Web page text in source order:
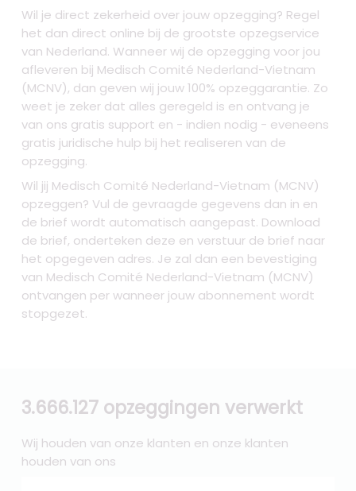
Wil je direct zekerheid over jouw opzegging? Regel
het dan direct online bij de grootste opzegservice
van Nederland. Wanneer wij de opzegging voor jou
afleveren bij Medisch Comité Nederland-Vietnam
(MCNV), dan geven wij jouw 100% opzeggarantie. Zo
weet je zeker dat alles geregeld is en ontvang je
van ons gratis support en - indien nodig - eveneens
gratis juridische hulp bij het realiseren van de
opzegging.
Wil jij Medisch Comité Nederland-Vietnam (MCNV)
opzeggen? Vul de gevraagde gegevens dan in en
de brief wordt automatisch aangepast. Download
de brief, onderteken deze en verstuur de brief naar
het opgegeven adres. Je zal dan een bevestiging
van Medisch Comité Nederland-Vietnam (MCNV)
ontvangen per wanneer jouw abonnement wordt
stopgezet.
3.666.127 opzeggingen verwerkt
Wij houden van onze klanten en onze klanten
houden van ons